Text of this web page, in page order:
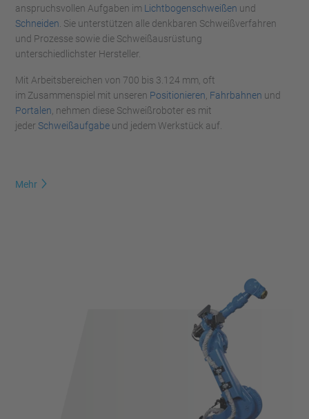
anspruchsvollen Aufgaben im Lichtbogenschweißen und
Schneiden . Sie unterstützen alle denkbaren Schweißverfahren
und Prozesse sowie die Schweißausrüstung
unterschiedlichster Hersteller.
Mit Arbeitsbereichen von 700 bis 3.124 mm, oft
im Zusammenspiel mit unseren Positionieren Fahrbahnen und
Portalen , nehmen diese Schweißroboter es mit
jeder Schweißaufgabe und jedem Werkstück auf.
Mehr